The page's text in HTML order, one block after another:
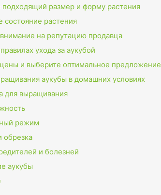
размер и форму растения
состояние растения
на репутацию продавца
ухода за аукубой
и выберите оптимальное предложение
аукубы в домашних условиях
для выращивания
режим
обрезка
и болезней
аукубы